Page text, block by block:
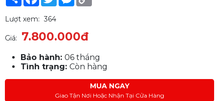
Lượt xem: 364
Giá: 7.800.000đ
Bảo hành: 06 tháng
Tình trạng: Còn hàng
MUA NGAY
Giao Tận Nơi Hoặc Nhận Tại Cửa Hàng